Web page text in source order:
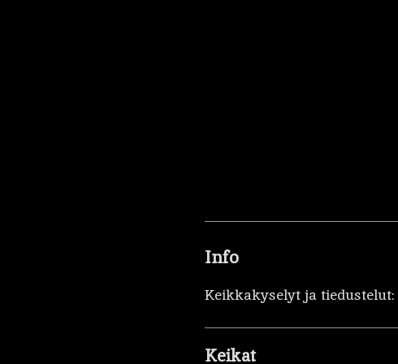
Info
Keikkakyselyt ja tiedustelut:
Keikat